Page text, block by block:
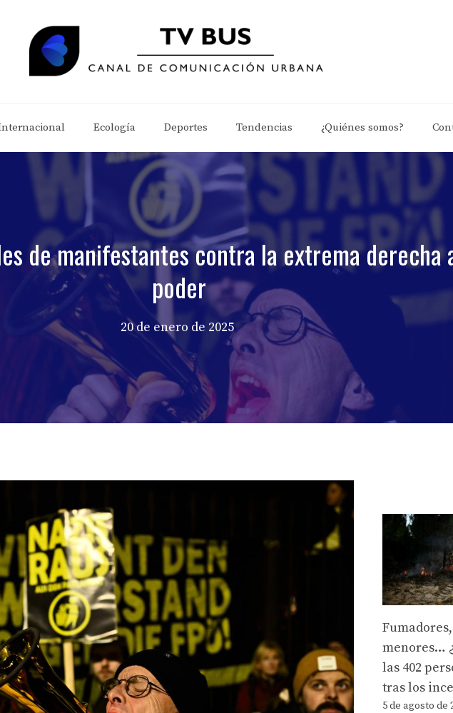
Ecología Deportes Tendencias ¿Quiénes somos?
de manifestantes contra la extrema derecha
poder
20 de enero de 2025
menores…
las 402
tras los
5 de agosto de